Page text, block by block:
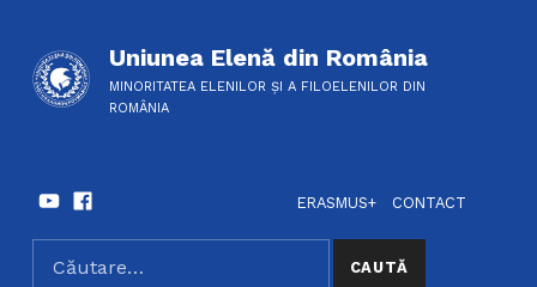
Uniunea Elenă din România
MINORITATEA ELENILOR ȘI A FILOELENILOR DIN
ROMÂNIA
SOCIAL LINKS
YoutubeFacebook
ERASMUS+
CONTACT
SEARCH THE SITE
Caută după: